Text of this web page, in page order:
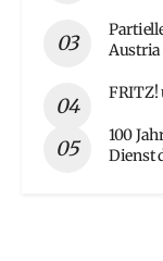
Austria
FRITZ!
100
Dienst